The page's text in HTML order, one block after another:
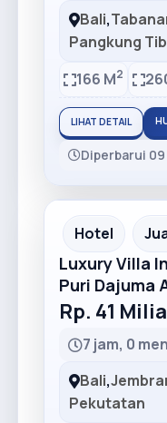
Bali,
Pangkung
166 M2
LIHAT DETAIL
Diperbarui
Hotel
Luxury Villa
Puri Dajuma
Rp. 41
7 jam, 0
Bali,
Pekutatan